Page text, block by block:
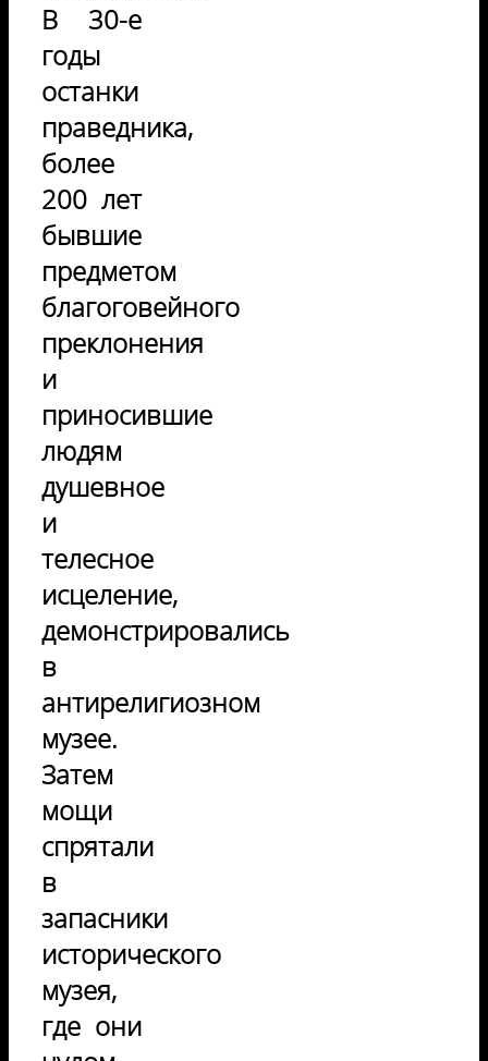
В 30-е
годы
останки
праведника,
более
200 лет
бывшие
предметом
благоговейного
преклонения
и
приносившие
людям
душевное
и
телесное
исцеление,
демонстрировались
в
антирелигиозном
музее.
Затем
мощи
спрятали
в
запасники
исторического
музея,
где они